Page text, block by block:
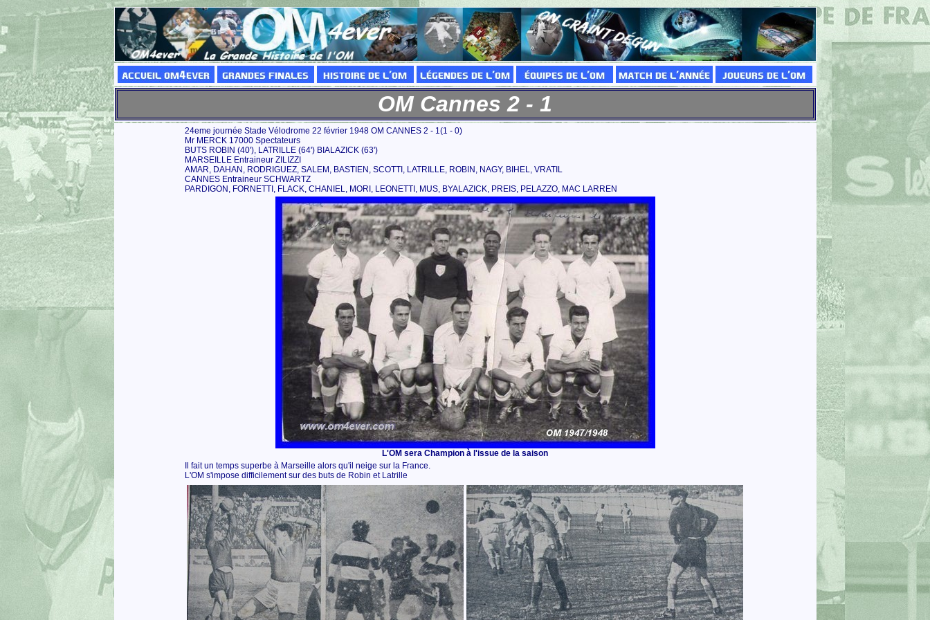
OM Cannes 2 - 1
24eme journée Stade Vélodrome 22 février 1948 OM CANNES 2 - 1(1 - 0)
Mr MERCK 17000 Spectateurs
BUTS ROBIN (40'), LATRILLE (64') BIALAZICK (63')
MARSEILLE Entraineur ZILIZZI
AMAR, DAHAN, RODRIGUEZ, SALEM, BASTIEN, SCOTTI, LATRILLE, ROBIN, NAGY, BIHEL, VRATIL
CANNES Entraineur SCHWARTZ
PARDIGON, FORNETTI, FLACK, CHANIEL, MORI, LEONETTI, MUS, BYALAZICK, PREIS, PELAZZO, MAC LARREN
L'OM sera Champion à l'issue de la saison
Il fait un temps superbe à Marseille alors qu'il neige sur la France.
L'OM s'impose difficilement sur des buts de Robin et Latrille